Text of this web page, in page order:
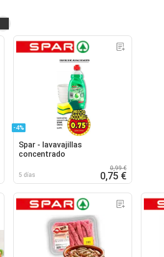
-4%
Spar - lavavajillas
concentrado
5 días
0,99 €
0,75 €